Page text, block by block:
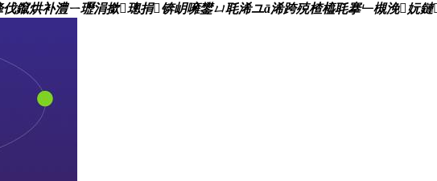
鑹烘补澧ㄧ瓑涓撳璁捐锛岄噰鐢ㄩ毦浠ユā浠跨殑楂橀毦搴﹂槻浼妧